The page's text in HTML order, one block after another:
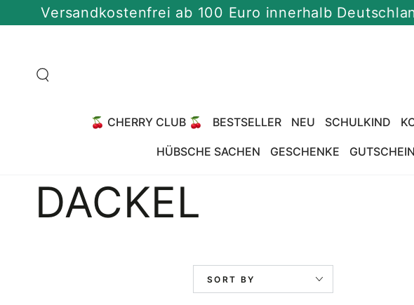
SKIP TO
CONTENT
ab 100 Euro innerhalb Deutschlands
🍒 CHERRY CLUB 🍒 BESTSELLER NEU SCHULKIND
HÜBSCHE SACHEN GESCHENKE
Collection:
DACKEL
SORT BY